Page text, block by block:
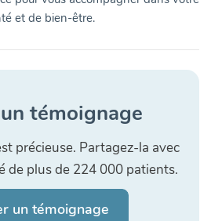
et de bien-être.
témoignage
précieuse. Partagez-la avec
de plus de 224 000 patients.
un témoignage